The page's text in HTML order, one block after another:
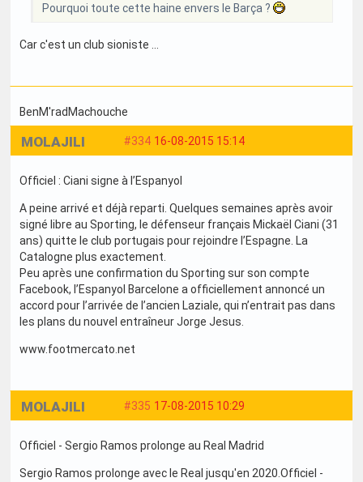
Pourquoi toute cette haine envers le Barça ?
Car c'est un club sioniste ...
BenM'radMachouche
#334 16-08-2015 15:14
MOLAJILI
Officiel : Ciani signe à l’Espanyol
A peine arrivé et déjà reparti. Quelques semaines après avoir
signé libre au Sporting, le défenseur français Mickaël Ciani (31
ans) quitte le club portugais pour rejoindre l’Espagne. La
Catalogne plus exactement.
Peu après une confirmation du Sporting sur son compte
Facebook, l’Espanyol Barcelone a officiellement annoncé un
accord pour l’arrivée de l’ancien Laziale, qui n’entrait pas dans
les plans du nouvel entraîneur Jorge Jesus.
www.footmercato.net
#335 17-08-2015 10:29
MOLAJILI
Officiel - Sergio Ramos prolonge au Real Madrid
Sergio Ramos prolonge avec le Real jusqu'en 2020.Officiel -